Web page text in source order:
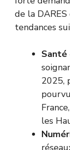
de la
tendances
Santé
2025,
les